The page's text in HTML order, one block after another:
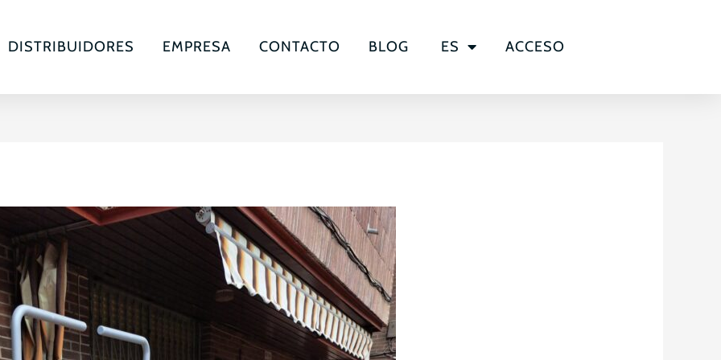
DISTRIBUIDORES EMPRESA CONTACTO BLOG ES ACCESO